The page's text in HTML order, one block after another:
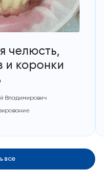
челюсть,
и коронки
Владимирович
все